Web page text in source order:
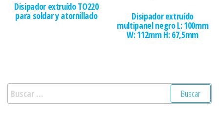
Disipador extruído TO220
para soldar y atornillado Disipador extruído
multipanel negro L: 100mm
W: 112mm H: 67,5mm
Buscar: